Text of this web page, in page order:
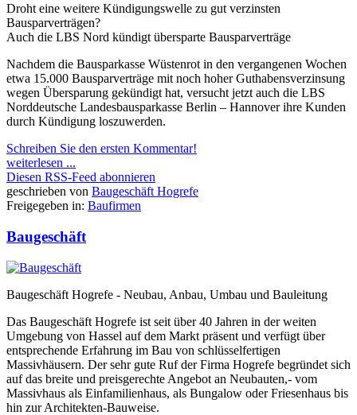
Droht eine weitere Kündigungswelle zu gut verzinsten
Bausparverträgen?
Auch die LBS Nord kündigt übersparte Bausparverträge
Nachdem die Bausparkasse Wüstenrot in den vergangenen Wochen
etwa 15.000 Bausparverträge mit noch hoher Guthabensverzinsung
wegen Übersparung gekündigt hat, versucht jetzt auch die LBS
Norddeutsche Landesbausparkasse Berlin – Hannover ihre Kunden
durch Kündigung loszuwerden.
Schreiben Sie den ersten Kommentar!
weiterlesen ...
Diesen RSS-Feed abonnieren
geschrieben von Baugeschäft Hogrefe
Freigegeben in: Baufirmen
Baugeschäft
Baugeschäft Hogrefe - Neubau, Anbau, Umbau und Bauleitung
Das Baugeschäft Hogrefe ist seit über 40 Jahren in der weiten
Umgebung von Hassel auf dem Markt präsent und verfügt über
entsprechende Erfahrung im Bau von schlüsselfertigen
Massivhäusern. Der sehr gute Ruf der Firma Hogrefe begründet sich
auf das breite und preisgerechte Angebot an Neubauten,- vom
Massivhaus als Einfamilienhaus, als Bungalow oder Friesenhaus bis
hin zur Architekten-Bauweise.